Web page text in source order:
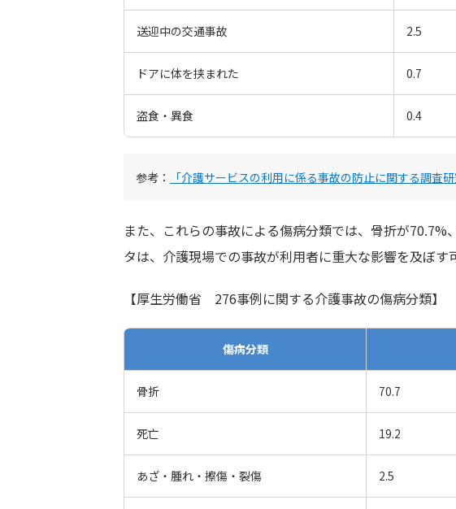
送迎中の交通事故 2.5
ドアに体を挟まれた 0.7
盗食・異食 0.4
参考： 「介護サービスの利用に係る事故の防止に関する調査
また、これらの事故による傷病分類では、骨折が70.7%
タは、介護現場での事故が利用者に重大な影響を及ぼす
【厚生労働省 276事例に関する介護事故の傷病分類】
傷病分類
骨折 70.7
死亡 19.2
あざ・腫れ・擦傷・裂傷 2.5